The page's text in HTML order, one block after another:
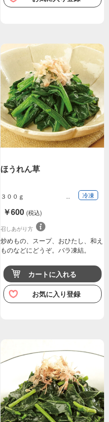
ほうれん草
３００ｇ 冷凍
￥600 (税込)
召しあがり方
炒めもの、スープ、おひたし、和え
ものなどにどうぞ。バラ凍結。
カートに入れる
お気に入り登録